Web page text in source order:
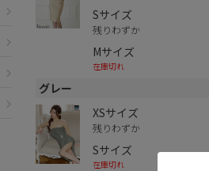
Sサイズ
残りわずか
Mサイズ
在庫切れ
グレー
XSサイズ
残りわずか
Sサイズ
在庫切れ